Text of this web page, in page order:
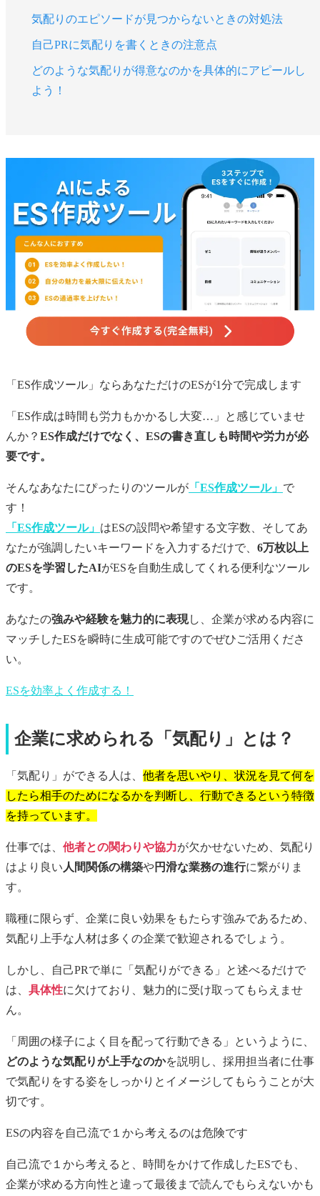
気配りのエピソードが見つからないときの対処法
自己PRに気配りを書くときの注意点
どのような気配りが得意なのかを具体的にアピールし
よう！
「ES作成ツール」ならあなただけのESが1分で完成します
「ES作成は時間も労力もかかるし大変…」と感じていませ
んか？ ES作成だけでなく、ESの書き直しも時間や労力が必
要です。
そんなあなたにぴったりのツールが 「ES作成ツール」 で
す！
「ES作成ツール」 はESの設問や希望する文字数、そしてあ
なたが強調したいキーワードを入力するだけで、 6万枚以上
のESを学習したAIがESを自動生成してくれる便利なツール
です。
あなたの強みや経験を魅力的に表現し、企業が求める内容に
マッチしたESを瞬時に生成可能ですのでぜひご活用くださ
い。
ESを効率よく作成する！
企業に求められる「気配り」とは？
「気配り」ができる人は、 他者を思いやり、状況を見て何を
したら相手のためになるかを判断し、行動できるという特徴
を持っています。
仕事では、 他者との関わりや協力が欠かせないため、気配り
はより良い 人間関係の構築や円滑な業務の進行に繋がりま
す。
職種に限らず、企業に良い効果をもたらす強みであるため、
気配り上手な人材は多くの企業で歓迎されるでしょう。
しかし、自己PRで単に「気配りができる」と述べるだけで
は、 具体性に欠けており、魅力的に受け取ってもらえませ
ん。
「周囲の様子によく目を配って行動できる」というように、
どのような気配りが上手なのかを説明し、採用担当者に仕事
で気配りをする姿をしっかりとイメージしてもらうことが大
切です。
ESの内容を自己流で１から考えるのは危険です
自己流で１から考えると、時間をかけて作成したESでも、
企業が求める方向性と違って最後まで読んでもらえないかも